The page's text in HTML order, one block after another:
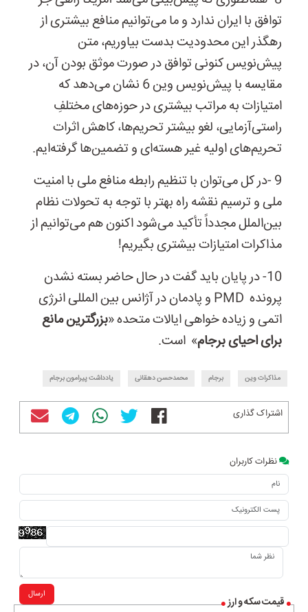
قیمت سکه و ارز
توافق با ایران ندارد و ما می‌توانیم منافع بیشتری از
رهگذر این محدودیت بدست بیاوریم، متن
پیش‌نویس کنونی توافق در صورت موثق بودن آن، در
مقایسه با پیش‌نویس وین6 نشان می‌دهد که
امتیازات به مراتب بیشتری در حوزه‌های مختلفِ
راستی‌آزمایی، لغو بیشتر تحریم‌ها، کاهش اثرات
تحریم‌های اولیه غیر هسته‌ای و تضمین‌ها گرفته‌ایم.
9
-در کل می‌توان با تنظیم رابطه منافع ملی با امنیت
ملی و ترسیم نقشه راه بهتر با توجه به تحولات نظام
بین‌الملل مجدداً تأکید می‌شود اکنون هم می‌توانیم از
مذاکرات امتیازات بیشتری بگیریم!
10- در پایان باید گفت در حال حاضر بسته نشدن
پرونده PMD و پادمان در آژانس بین المللی انرژی
اتمی و زیاده خواهی ایالات متحده «بزرگترین مانع
برای احیای برجام» است.
مذاکرات وین برجام محمدحسن دهقانی یادداشت پیرامون برجام
اشتراک گذاری
نظرات کاربران
ارسال